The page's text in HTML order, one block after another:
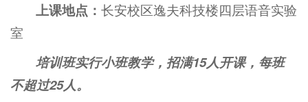
上课地点：长安校区逸夫科技楼四层语音实验
室
培训班实行小班教学，招满15人开课，每班
不超过25人。